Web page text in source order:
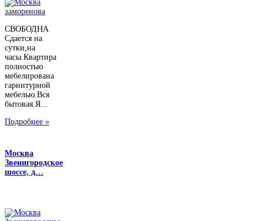
СВОБОДНА
Сдается на
сутки,на
часы.Квартира
полностью
мебелирована
гарнитурной
мебелью.Вся
бытовая.Я...
Подробнее »
Москва
Звенигородское
шоссе, д…